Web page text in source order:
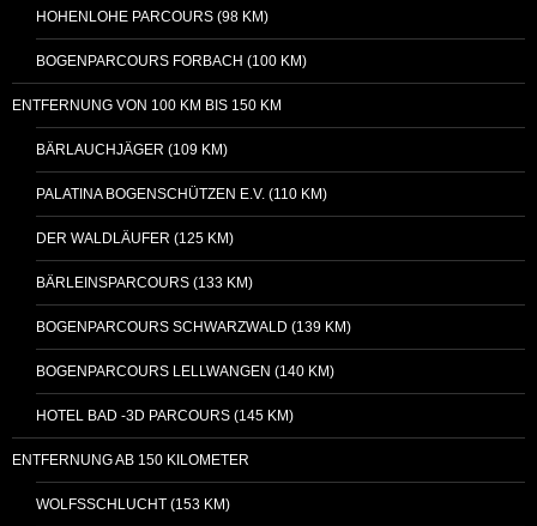
HOHENLOHE PARCOURS (98 KM)
BOGENPARCOURS FORBACH (100 KM)
ENTFERNUNG VON 100 KM BIS 150 KM
BÄRLAUCHJÄGER (109 KM)
PALATINA BOGENSCHÜTZEN E.V. (110 KM)
DER WALDLÄUFER (125 KM)
BÄRLEINSPARCOURS (133 KM)
BOGENPARCOURS SCHWARZWALD (139 KM)
BOGENPARCOURS LELLWANGEN (140 KM)
HOTEL BAD -3D PARCOURS (145 KM)
ENTFERNUNG AB 150 KILOMETER
WOLFSSCHLUCHT (153 KM)